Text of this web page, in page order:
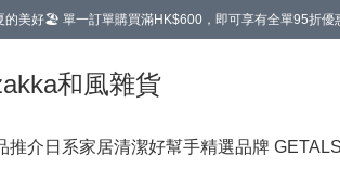
美好🏖️ 單一訂單購買滿HK$600，即可享有全單95折優
和風雜貨
推介 日系家居清潔好幫手精選品牌 GETALS